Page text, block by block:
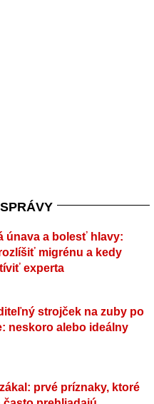
únava a bolesť hlavy:
migrénu a kedy
experta
strojček na zuby po
neskoro alebo ideálny
prvé príznaky, ktoré